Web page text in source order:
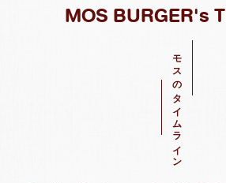
MOS BURGER's
モスのタイムライン